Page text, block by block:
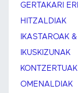
GERTAKARI
HITZALDIAK
IKASTAROAK
IKUSKIZUNAK
KONTZERTUAK
OMENALDIAK